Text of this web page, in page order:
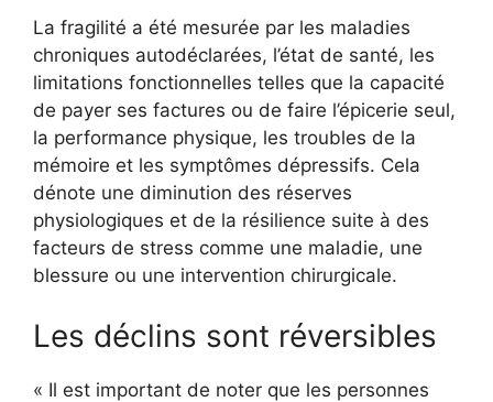
La fragilité a été mesurée par les maladies
chroniques autodéclarées, l’état de santé, les
limitations fonctionnelles telles que la capacité
de payer ses factures ou de faire l’épicerie seul,
la performance physique, les troubles de la
mémoire et les symptômes dépressifs. Cela
dénote une diminution des réserves
physiologiques et de la résilience suite à des
facteurs de stress comme une maladie, une
blessure ou une intervention chirurgicale.
Les déclins sont réversibles
« Il est important de noter que les personnes